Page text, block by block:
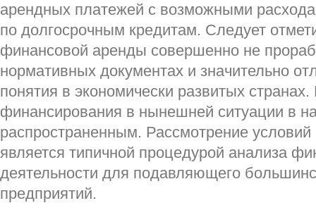
арендных платежей с возможными
по долгосрочным кредитам. Следует
финансовой аренды совершенно не
нормативных документах и значительно
понятия в экономически развитых
финансирования в нынешней ситуации в
распространенным. Рассмотрение условий
является типичной процедурой анализа
деятельности для подавляющего
предприятий.